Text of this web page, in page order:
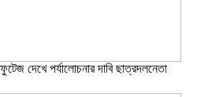
দেখে পর্যালোচনার দাবি ছাত্রদলনেতা